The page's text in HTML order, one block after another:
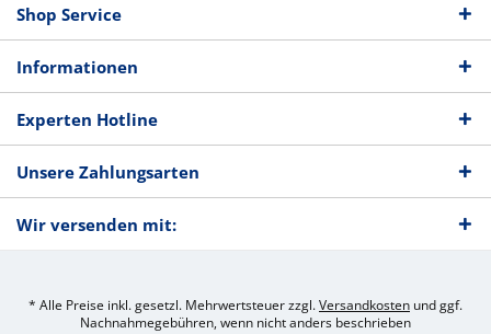
Shop Service
Informationen
Experten Hotline
Unsere Zahlungsarten
Wir versenden mit:
* Alle Preise inkl. gesetzl. Mehrwertsteuer zzgl.Versandkosten und ggf.
Nachnahmegebühren, wenn nicht anders beschrieben